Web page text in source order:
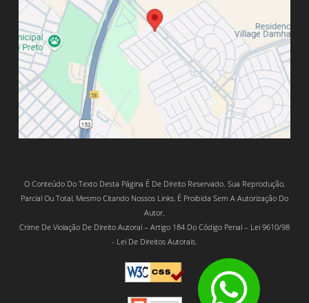
O Conteúdo Do Texto Desta Página É De Direito Reservado. Sua Reprodução,
Parcial Ou Total, Mesmo Citando Nossos Links, É Proibida Sem A Autorização Do
Autor.
Crime De Violação De Direito Autoral – Artigo 184 Do Código Penal – Lei 9610/98
- Lei De Direitos Autorais.